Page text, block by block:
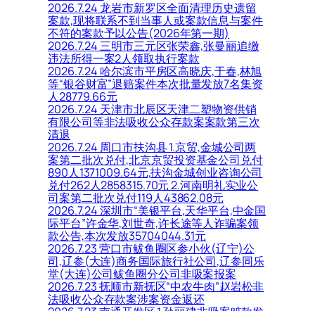
2026.7.24 龙岩市新罗区全面清理历史遗留
案款,现将联系不到当事人或案款信息与案件
不符的案款予以公告(2026年第一期)
2026.7.24 三明市三元区张荣鑫,张曼丽追缴
违法所得一案2人领取执行案款
2026.7.24 哈尔滨市平房区高晓庆,于春,林旭
等“银谷财富”退赔案件本次批量发放7名集资
人28779.66元
2026.7.24 天津市北辰区天津二塑物资供销
有限公司等非法吸收公众存款案案款第三次
清退
2026.7.24 周口市扶沟县 1.京贸,金城公司两
案第二批次兑付,北京京贸投资基金公司兑付
890人1371009.64元,扶沟金城创业咨询公司
兑付262人2858315.70元 2.河南明礼实业公
司案第二批次兑付119人43862.08元
2026.7.24 深圳市“美银平台,天华平台,中金国
际平台”许金华,刘世奇,许长途等人诈骗案领
款公告,本次发放35704044.31元
2026.7.23 营口市鲅鱼圈区参小伙(辽宁)公
司,辽参(大连)商务国际旅行社公司,辽参同乐
堂(大连)公司鲅鱼圈分公司非吸案报案
2026.7.23 抚顺市新抚区“中农牛肉”赵岩松非
法吸收公众存款案涉案资金返还